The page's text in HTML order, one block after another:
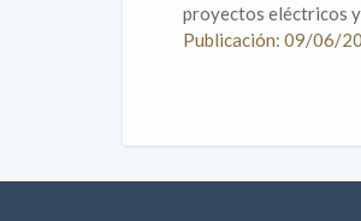
proyectos eléctricos
Publicación: 09/06/